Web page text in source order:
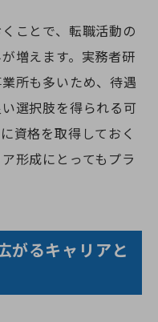
ことで、転職活動の
増えます。実務者研
所も多いため、待遇
選択肢を得られる可
資格を取得しておく
形成にとってもプラ
がるキャリアと